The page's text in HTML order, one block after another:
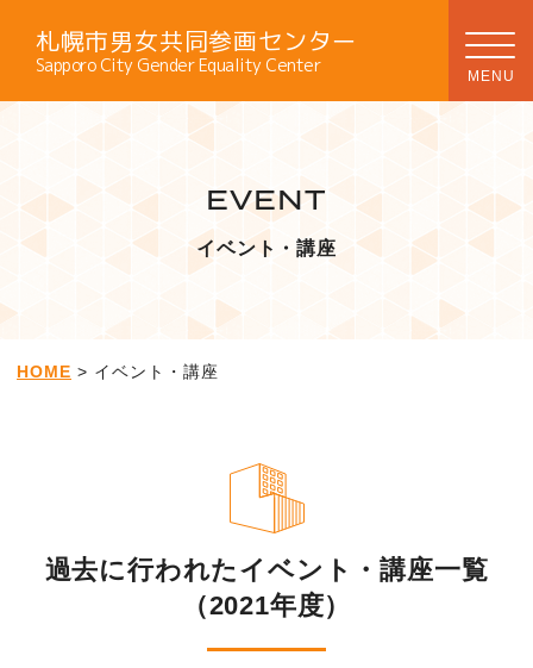
札幌市男女共同参画センター
Sapporo City Gender Equality Center
EVENT
イベント・講座
HOME > イベント・講座
過去に行われたイベント・講座一覧
（2021年度）